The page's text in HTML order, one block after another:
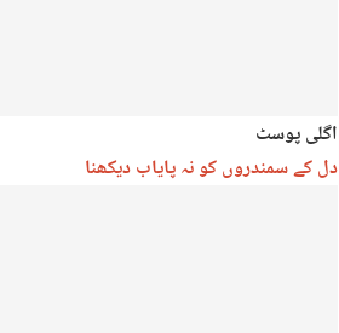
اگلی پوسٹ
دل کے سمندروں کو نہ پایاب دیکھنا